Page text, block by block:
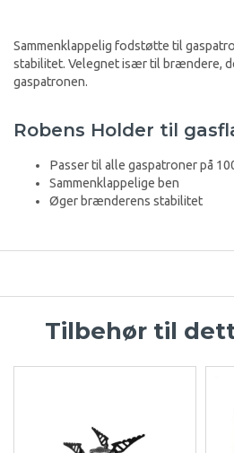
Sammenklappelig fodstøtte til
stabilitet. Velegnet især til brændere,
gaspatronen.
Robens Holder til
Passer til alle gaspatroner på
Sammenklappelige ben
Øger brænderens stabilitet
Tilbehør til